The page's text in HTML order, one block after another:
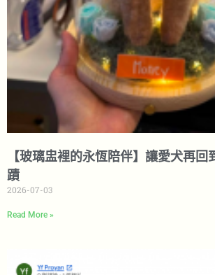
【玻璃盅裡的永恆陪伴】讓愛犬再回
蹟
2026-07-03
Read More »